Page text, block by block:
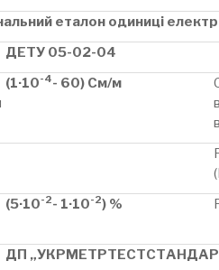
еталон одиниці
ДЕТУ 05-02-04
(1·10-4- 60) См/м
(5·10-2- 1·10-2) %
ДП